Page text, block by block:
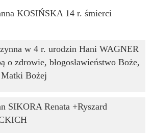
KOSIŃSKA 14 r. śmierci
w 4 r. urodzin Hani WAGNER
o zdrowie, błogosławieństwo Boże,
Bożej
SIKORA Renata +Ryszard